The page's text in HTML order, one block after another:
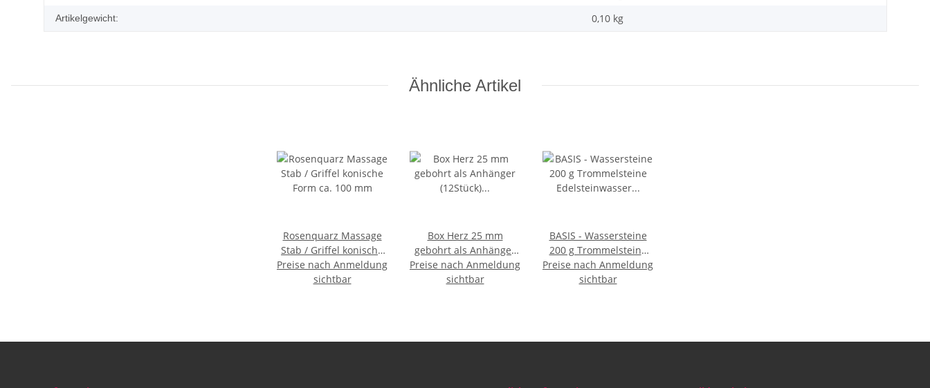
Artikelgewicht: 0,10 kg
Ähnliche Artikel
Rosenquarz Massage
Stab / Griffel konische
Form ca. 100 mm
Preise nach Anmeldung
sichtbar
Box Herz 25 mm
gebohrt als Anhänger
(12Stück) aus
Edelsteinen mit
Preise nach Anmeldung
sichtbar
BASIS - Wassersteine
200 g Trommelsteine
Edelsteinwasser
Wassersteine
Preise nach Anmeldung
sichtbar